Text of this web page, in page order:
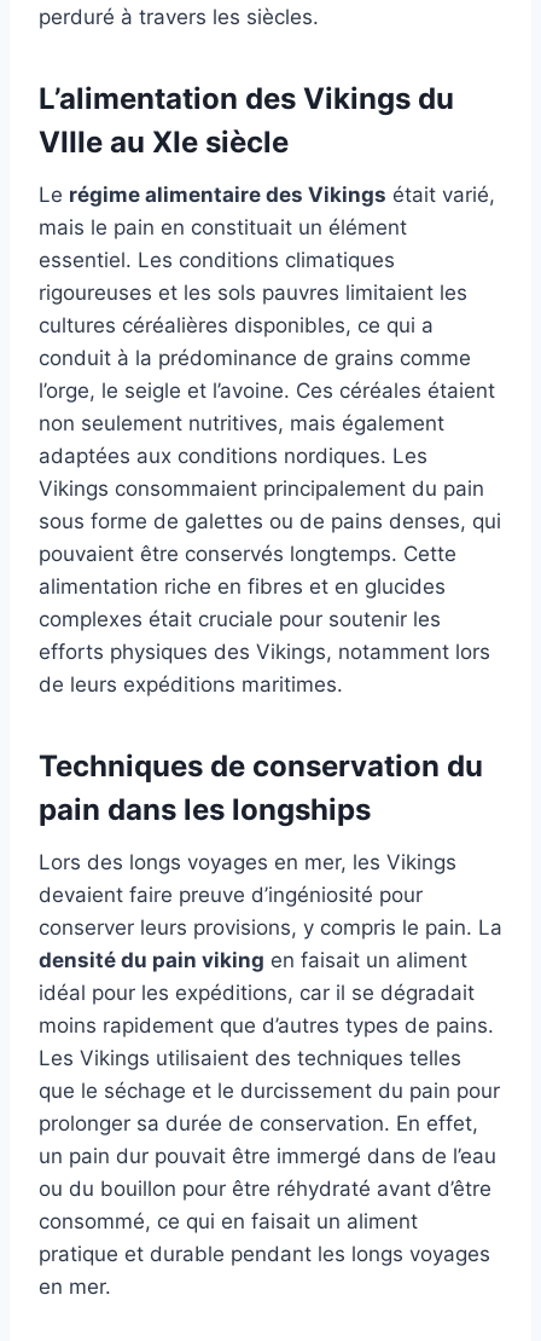
perduré à travers les siècles.
L’alimentation des Vikings du
VIIIe au XIe siècle
Le régime alimentaire des Vikings était varié,
mais le pain en constituait un élément
essentiel. Les conditions climatiques
rigoureuses et les sols pauvres limitaient les
cultures céréalières disponibles, ce qui a
conduit à la prédominance de grains comme
l’orge, le seigle et l’avoine. Ces céréales étaient
non seulement nutritives, mais également
adaptées aux conditions nordiques. Les
Vikings consommaient principalement du pain
sous forme de galettes ou de pains denses, qui
pouvaient être conservés longtemps. Cette
alimentation riche en fibres et en glucides
complexes était cruciale pour soutenir les
efforts physiques des Vikings, notamment lors
de leurs expéditions maritimes.
Techniques de conservation du
pain dans les longships
Lors des longs voyages en mer, les Vikings
devaient faire preuve d’ingéniosité pour
conserver leurs provisions, y compris le pain. La
densité du pain viking en faisait un aliment
idéal pour les expéditions, car il se dégradait
moins rapidement que d’autres types de pains.
Les Vikings utilisaient des techniques telles
que le séchage et le durcissement du pain pour
prolonger sa durée de conservation. En effet,
un pain dur pouvait être immergé dans de l’eau
ou du bouillon pour être réhydraté avant d’être
consommé, ce qui en faisait un aliment
pratique et durable pendant les longs voyages
en mer.